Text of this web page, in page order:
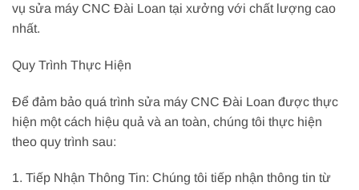
vụ sửa máy CNC Đài Loan tại xưởng với chất lượng cao
nhất.
Quy Trình Thực Hiện
Để đảm bảo quá trình sửa máy CNC Đài Loan được thực
hiện một cách hiệu quả và an toàn, chúng tôi thực hiện
theo quy trình sau:
1. Tiếp Nhận Thông Tin: Chúng tôi tiếp nhận thông tin từ